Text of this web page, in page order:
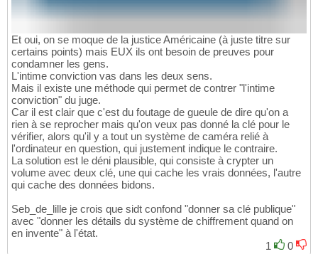
Et oui, on se moque de la justice Américaine (à juste titre sur
certains points) mais EUX ils ont besoin de preuves pour
condamner les gens.
L'intime conviction vas dans les deux sens.
Mais il existe une méthode qui permet de contrer "l'intime
conviction" du juge.
Car il est clair que c'est du foutage de gueule de dire qu'on a
rien à se reprocher mais qu'on veux pas donné la clé pour le
vérifier, alors qu'il y a tout un système de caméra relié à
l'ordinateur en question, qui justement indique le contraire.
La solution est le déni plausible, qui consiste à crypter un
volume avec deux clé, une qui cache les vrais données, l'autre
qui cache des données bidons.
Seb_de_lille je crois que sidt confond "donner sa clé publique"
avec "donner les détails du système de chiffrement quand on
en invente" à l'état.
1
0